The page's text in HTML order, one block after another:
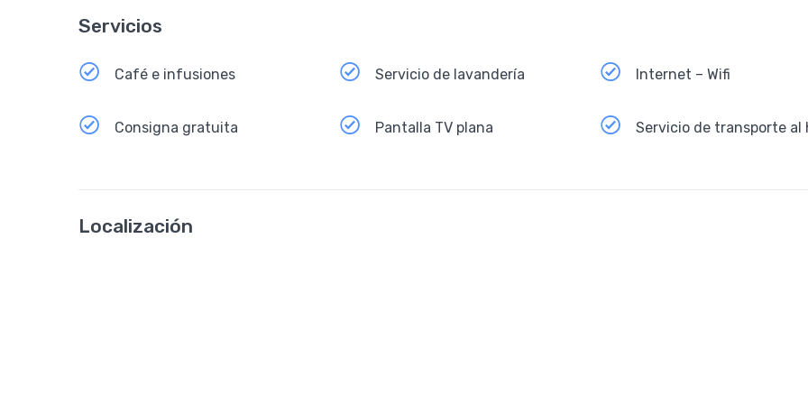
Servicios
Café e infusiones Servicio de lavandería Internet – Wifi
Consigna gratuita Pantalla TV plana Servicio de transporte al
Localización